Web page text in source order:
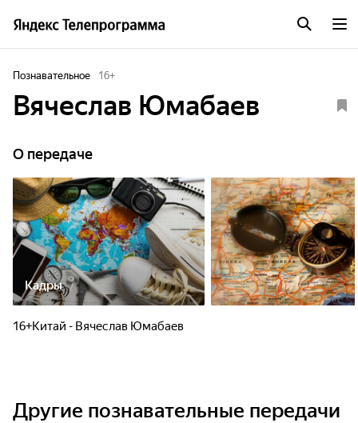
Познавательное 16+
Вячеслав Юмабаев
О передаче
Кадры
16+Китай - Вячеслав Юмабаев
Другие познавательные передачи